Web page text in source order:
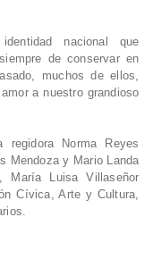
nacional que
de conservar en
muchos de ellos,
a nuestro grandioso
regidora Norma Reyes
Mendoza y Mario Landa
María Luisa Villaseñor
Cívica, Arte y Cultura,